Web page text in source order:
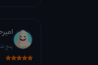
پنج شنبه، 06